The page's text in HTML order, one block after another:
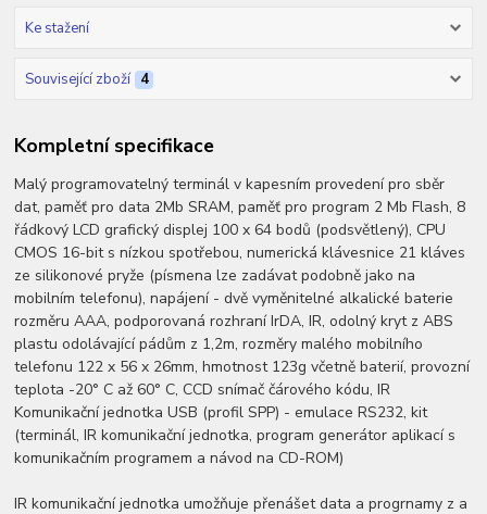
Ke stažení
Související zboží 4
Kompletní specifikace
Malý programovatelný terminál v kapesním provedení pro sběr
dat, paměť pro data 2Mb SRAM, paměť pro program 2 Mb Flash, 8
řádkový LCD grafický displej 100 x 64 bodů (podsvětlený), CPU
CMOS 16-bit s nízkou spotřebou, numerická klávesnice 21 kláves
ze silikonové pryže (písmena lze zadávat podobně jako na
mobilním telefonu), napájení - dvě vyměnitelné alkalické baterie
rozměru AAA, podporovaná rozhraní IrDA, IR, odolný kryt z ABS
plastu odolávající pádům z 1,2m, rozměry malého mobilního
telefonu 122 x 56 x 26mm, hmotnost 123g včetně baterií, provozní
teplota -20° C až 60° C, CCD snímač čárového kódu, IR
Komunikační jednotka USB (profil SPP) - emulace RS232, kit
(terminál, IR komunikační jednotka, program generátor aplikací s
komunikačním programem a návod na CD-ROM)
IR komunikační jednotka umožňuje přenášet data a progrnamy z a